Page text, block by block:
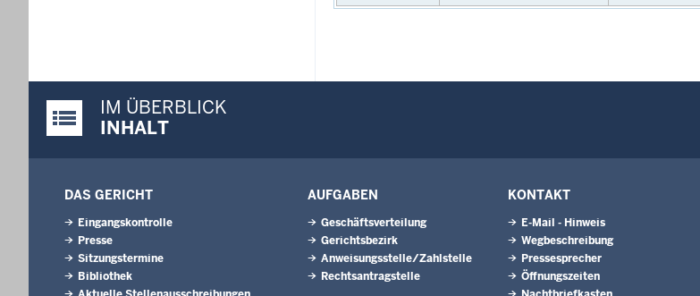
Justiz-Portal im Überblick:
IM ÜBERBLICK
INHALT
DAS GERICHT
Eingangskontrolle
Presse
Sitzungstermine
Bibliothek
AUFGABEN
Geschäftsverteilung
Gerichtsbezirk
Anweisungsstelle/Zahlstelle
Rechtsantragstelle
KONTAKT
E-Mail - Hinweis
Wegbeschreibung
Pressesprecher
Öffnungszeiten